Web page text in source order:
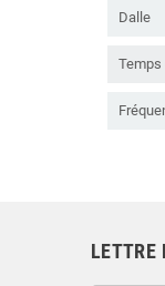
Dalle
Temps
LETTRE